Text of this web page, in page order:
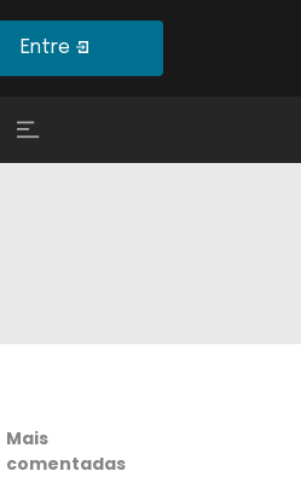
Entre
Mais
comentadas